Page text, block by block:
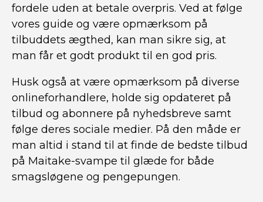
fordele uden at betale overpris. Ved at følge
vores guide og være opmærksom på
tilbuddets ægthed, kan man sikre sig, at
man får et godt produkt til en god pris.
Husk også at være opmærksom på diverse
onlineforhandlere, holde sig opdateret på
tilbud og abonnere på nyhedsbreve samt
følge deres sociale medier. På den måde er
man altid i stand til at finde de bedste tilbud
på Maitake-svampe til glæde for både
smagsløgene og pengepungen.